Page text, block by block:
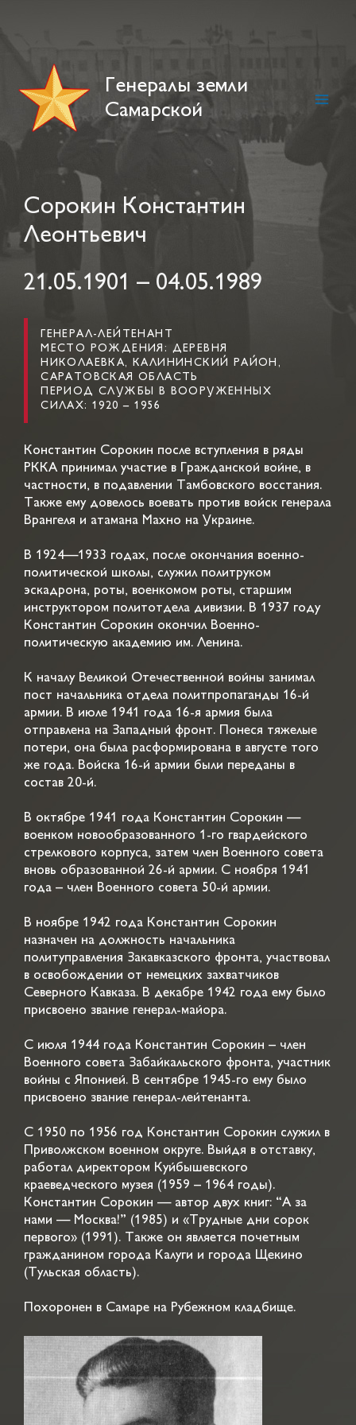
Генералы земли
Самарской
Сорокин Константин
Леонтьевич
21.05.1901 – 04.05.1989
ГЕНЕРАЛ-ЛЕЙТЕНАНТ
МЕСТО РОЖДЕНИЯ: ДЕРЕВНЯ
НИКОЛАЕВКА, КАЛИНИНСКИЙ РАЙОН,
САРАТОВСКАЯ ОБЛАСТЬ
ПЕРИОД СЛУЖБЫ В ВООРУЖЕННЫХ
СИЛАХ: 1920 – 1956
Константин Сорокин после вступления в ряды
РККА принимал участие в Гражданской войне, в
частности, в подавлении Тамбовского восстания.
Также ему довелось воевать против войск генерала
Врангеля и атамана Махно на Украине.
В 1924—1933 годах, после окончания военно-
политической школы, служил политруком
эскадрона, роты, военкомом роты, старшим
инструктором политотдела дивизии. В 1937 году
Константин Сорокин окончил Военно-
политическую академию им. Ленина.
К началу Великой Отечественной войны занимал
пост начальника отдела политпропаганды 16-й
армии. В июле 1941 года 16-я армия была
отправлена на Западный фронт. Понеся тяжелые
потери, она была расформирована в августе того
же года. Войска 16-й армии были переданы в
состав 20-й.
В октябре 1941 года Константин Сорокин —
военком новообразованного 1-го гвардейского
стрелкового корпуса, затем член Военного совета
вновь образованной 26-й армии. С ноября 1941
года – член Военного совета 50-й армии.
В ноябре 1942 года Константин Сорокин
назначен на должность начальника
политуправления Закавказского фронта, участвовал
в освобождении от немецких захватчиков
Северного Кавказа. В декабре 1942 года ему было
присвоено звание генерал-майора.
С июля 1944 года Константин Сорокин – член
Военного совета Забайкальского фронта, участник
войны с Японией. В сентябре 1945-го ему было
присвоено звание генерал-лейтенанта.
С 1950 по 1956 год Константин Сорокин служил в
Приволжском военном округе. Выйдя в отставку,
работал директором Куйбышевского
краеведческого музея (1959 – 1964 годы).
Константин Сорокин — автор двух книг: “А за
нами — Москва!” (1985) и «Трудные дни сорок
первого» (1991). Также он является почетным
гражданином города Калуги и города Щекино
(Тульская область).
Похоронен в Самаре на Рубежном кладбище.